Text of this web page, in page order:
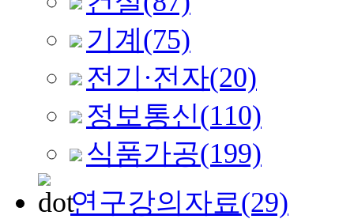
기계 (75)
전기·전자(20)
정보통신(110)
식품가공(199)
연구강의자료(29)